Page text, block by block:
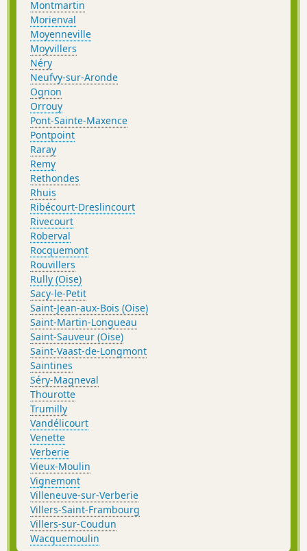
Montmartin
Morienval
Moyenneville
Moyvillers
Néry
Neufvy-sur-Aronde
Ognon
Orrouy
Pont-Sainte-Maxence
Pontpoint
Raray
Remy
Rethondes
Rhuis
Ribécourt-Dreslincourt
Rivecourt
Roberval
Rocquemont
Rouvillers
Rully (Oise)
Sacy-le-Petit
Saint-Jean-aux-Bois (Oise)
Saint-Martin-Longueau
Saint-Sauveur (Oise)
Saint-Vaast-de-Longmont
Saintines
Séry-Magneval
Thourotte
Trumilly
Vandélicourt
Venette
Verberie
Vieux-Moulin
Vignemont
Villeneuve-sur-Verberie
Villers-Saint-Frambourg
Villers-sur-Coudun
Wacquemoulin